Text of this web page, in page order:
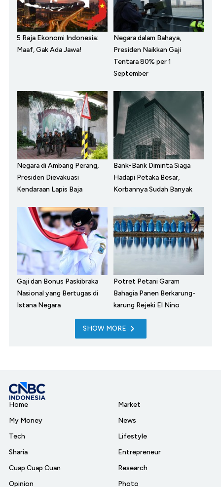
5 Raja Ekonomi Indonesia:
Maaf, Gak Ada Jawa!
Negara dalam Bahaya,
Presiden Naikkan Gaji
Tentara 80% per 1
September
Negara di Ambang Perang,
Presiden Dievakuasi
Kendaraan Lapis Baja
Bank-Bank Diminta Siaga
Hadapi Petaka Besar,
Korbannya Sudah Banyak
Gaji dan Bonus Paskibraka
Nasional yang Bertugas di
Istana Negara
Potret Petani Garam
Bahagia Panen Berkarung-
karung Rejeki El Nino
SHOW MORE
Home
My Money
Tech
Sharia
Cuap Cuap Cuan
Opinion
Market
News
Lifestyle
Entrepreneur
Research
Photo